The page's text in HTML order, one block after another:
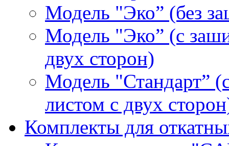
Модель "Эко” (без
Модель "Эко” (с
двух сторон)
Модель "Стандарт”
листом с двух
Комплекты для